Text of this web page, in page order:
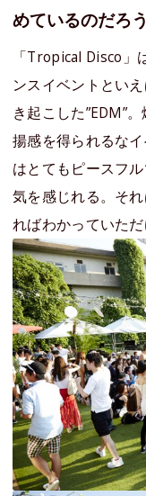
めているのだろ
「Tropical Disco
ンスイベントとい
き起こした”EDM”
揚感を得られるな
はとてもピースフ
気を感じれる。そ
ればわかっていただ